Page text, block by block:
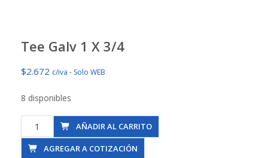
Tee Galv 1 X 3/4
$2.672 c/iva - Solo WEB
8 disponibles
Tee
Galv
AÑADIR AL CARRITO
AGREGAR A COTIZACIÓN